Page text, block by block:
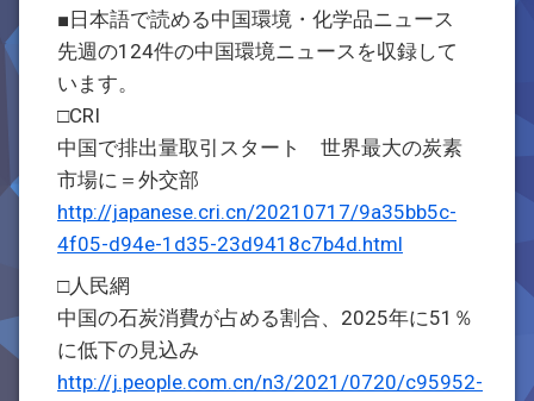
■日本語で読める中国環境・化学品ニュース
先週の124件の中国環境ニュースを収録して
います。
□CRI
中国で排出量取引スタート 世界最大の炭素
市場に＝外交部
http://japanese.cri.cn/20210717/9a35bb5c-
4f05-d94e-1d35-23d9418c7b4d.html
□人民網
中国の石炭消費が占める割合、2025年に51％
に低下の見込み
http://j.people.com.cn/n3/2021/0720/c95952-